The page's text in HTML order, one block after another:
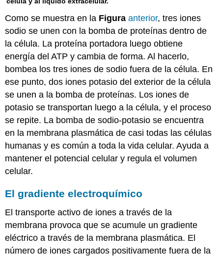
Como se muestra en la Figura anterior, tres iones
sodio se unen con la bomba de proteínas dentro de
la célula. La proteína portadora luego obtiene
energía del ATP y cambia de forma. Al hacerlo,
bombea los tres iones de sodio fuera de la célula. En
ese punto, dos iones potasio del exterior de la célula
se unen a la bomba de proteínas. Los iones de
potasio se transportan luego a la célula, y el proceso
se repite. La bomba de sodio-potasio se encuentra
en la membrana plasmática de casi todas las células
humanas y es común a toda la vida celular. Ayuda a
mantener el potencial celular y regula el volumen
celular.
El gradiente electroquímico
El transporte activo de iones a través de la
membrana provoca que se acumule un gradiente
eléctrico a través de la membrana plasmática. El
número de iones cargados positivamente fuera de la